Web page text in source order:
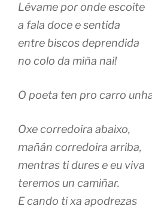
Lévame por onde escoite
a fala doce e sentida
entre biscos deprendida
no colo da miña nai!
O poeta ten pro carro
Oxe corredoira abaixo,
mañán corredoira arriba,
mentras ti dures e eu viva
teremos un camiñar.
E cando ti xa apodrezas